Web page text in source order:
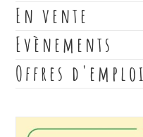
En vente
Evènements
Offres d'emploi